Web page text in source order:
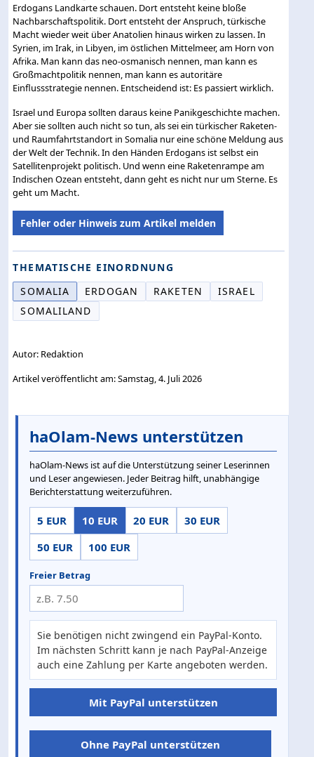
Erdogans Landkarte schauen. Dort entsteht keine bloße
Nachbarschaftspolitik. Dort entsteht der Anspruch, türkische
Macht wieder weit über Anatolien hinaus wirken zu lassen. In
Syrien, im Irak, in Libyen, im östlichen Mittelmeer, am Horn von
Afrika. Man kann das neo-osmanisch nennen, man kann es
Großmachtpolitik nennen, man kann es autoritäre
Einflussstrategie nennen. Entscheidend ist: Es passiert wirklich.
Israel und Europa sollten daraus keine Panikgeschichte machen.
Aber sie sollten auch nicht so tun, als sei ein türkischer Raketen-
und Raumfahrtstandort in Somalia nur eine schöne Meldung aus
der Welt der Technik. In den Händen Erdogans ist selbst ein
Satellitenprojekt politisch. Und wenn eine Raketenrampe am
Indischen Ozean entsteht, dann geht es nicht nur um Sterne. Es
geht um Macht.
Fehler oder Hinweis zum Artikel melden
THEMATISCHE EINORDNUNG
SOMALIA
ERDOGAN RAKETEN
ISRAEL
SOMALILAND
Autor: Redaktion
Artikel veröffentlicht am: Samstag, 4. Juli 2026
haOlam-News unterstützen
haOlam-News ist auf die Unterstützung seiner Leserinnen
und Leser angewiesen. Jeder Beitrag hilft, unabhängige
Berichterstattung weiterzuführen.
5 EUR 10 EUR 20 EUR
30 EUR
50 EUR
100 EUR
Freier Betrag
Sie benötigen nicht zwingend ein PayPal-Konto.
Im nächsten Schritt kann je nach PayPal-Anzeige
auch eine Zahlung per Karte angeboten werden.
Mit PayPal unterstützen
Ohne PayPal unterstützen